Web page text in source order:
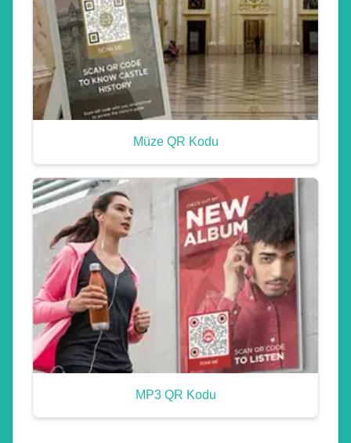
Müze QR Kodu
MP3 QR Kodu